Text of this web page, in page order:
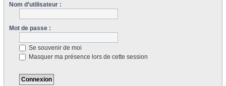
Nom d’utilisateur :
Mot de passe :
Se souvenir de moi
Masquer ma présence lors de cette session